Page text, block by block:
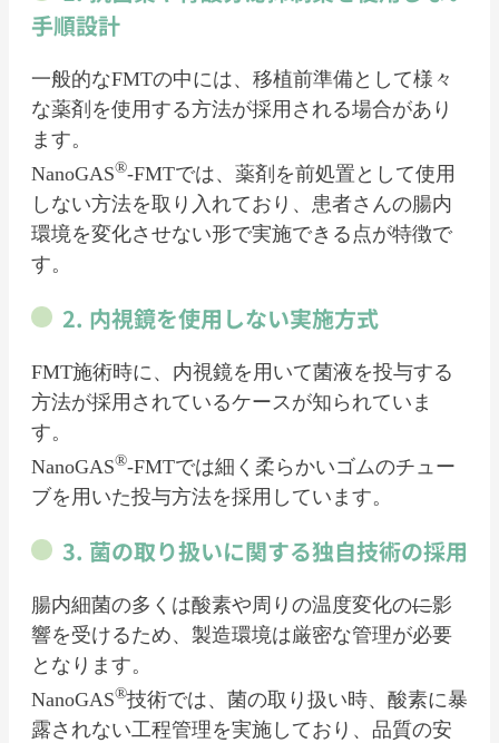
手順設計
一般的なFMTの中には、移植前準備として様々
な薬剤を使用する方法が採用される場合があり
ます。
NanoGAS®-FMTでは、薬剤を前処置として使用
しない方法を取り入れており、患者さんの腸内
環境を変化させない形で実施できる点が特徴で
す。
2. 内視鏡を使用しない実施方式
FMT施術時に、内視鏡を用いて菌液を投与する
方法が採用されているケースが知られていま
す。
NanoGAS®-FMTでは細く柔らかいゴムのチュー
ブを用いた投与方法を採用しています。
3. 菌の取り扱いに関する独自技術の採用
腸内細菌の多くは酸素や周りの温度変化のに影
響を受けるため、製造環境は厳密な管理が必要
となります。
NanoGAS®技術では、菌の取り扱い時、酸素に暴
露されない工程管理を実施しており、品質の安